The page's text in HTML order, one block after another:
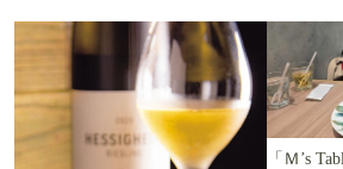
「Ｍ’s Table」さんへ。アレルギー